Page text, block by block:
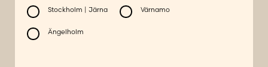
Stockholm | Järna Värnamo
Ängelholm